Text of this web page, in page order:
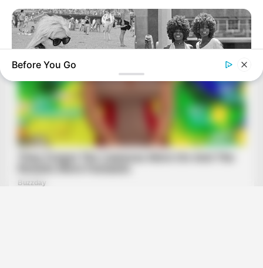
Photos From The 70s That Defined A Beauty Standard
Before You Go